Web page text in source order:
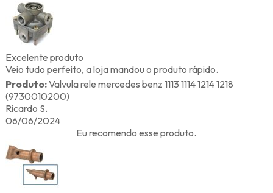
Excelente produto
Veio tudo perfeito, a loja mandou o produto rápido.
Produto:Valvula rele mercedes benz 1113 1114 1214 1218
(9730010200)
Ricardo S.
06/06/2024
Eu recomendo esse produto.